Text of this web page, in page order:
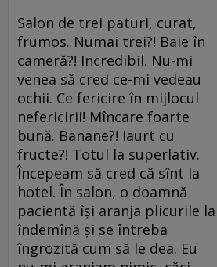
Salon de trei paturi, curat,
frumos. Numai trei?! Baie în
cameră?! Incredibil. Nu-mi
venea să cred ce-mi vedeau
ochii. Ce fericire în mijlocul
nefericirii! Mîncare foarte
bună. Banane?! Iaurt cu
fructe?! Totul la superlativ.
Începeam să cred că sînt la
hotel. În salon, o doamnă
pacientă își aranja plicurile la
îndemînă și se întreba
îngrozită cum să le dea. Eu